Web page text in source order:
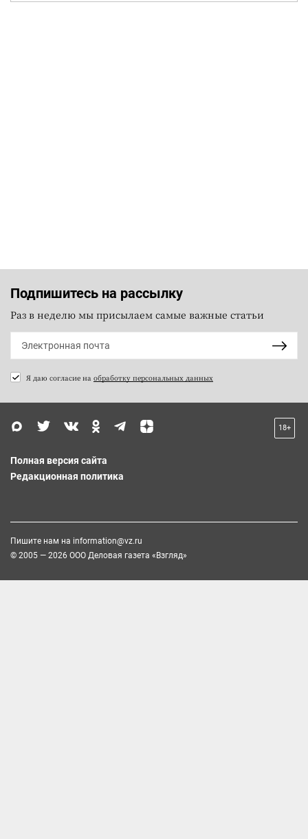
Подпишитесь на рассылку
Раз в неделю мы присылаем самые важные статьи
Я даю согласие на обработку персональных данных
18+
Полная версия сайта
Редакционная политика
Пишите нам на information@vz.ru
© 2005 — 2026 ООО Деловая газета «Взгляд»